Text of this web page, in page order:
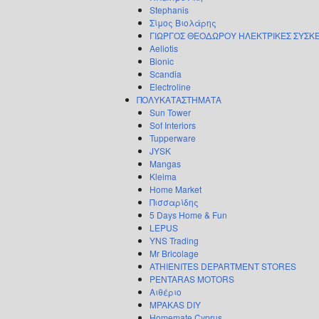
Stephanis
Σίμος Βιολάρης
ΓΙΩΡΓΟΣ ΘΕΟΔΩΡΟΥ ΗΛΕΚΤΡΙΚΕΣ
Aeliotis
Bionic
Scandia
Electroline
ΠΟΛΥΚΑΤΑΣΤΗΜΑΤΑ
Sun Tower
Sof Interiors
Tupperware
JYSK
Mangas
Kleima
Home Market
Πισσαρίδης
5 Days Home & Fun
LEPUS
YNS Trading
Mr Bricolage
ATHIENITES DEPARTMENT STORES
PENTARAS MOTORS
Αιθέριο
MPAKAS DIY